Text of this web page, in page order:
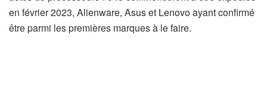
en février 2023, Alienware, Asus et Lenovo ayant confirmé
être parmi les premières marques à le faire.